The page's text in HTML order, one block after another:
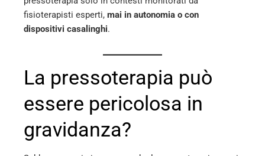
fisioterapisti esperti, mai in autonomia o con
dispositivi casalinghi.
La pressoterapia può
essere pericolosa in
gravidanza?